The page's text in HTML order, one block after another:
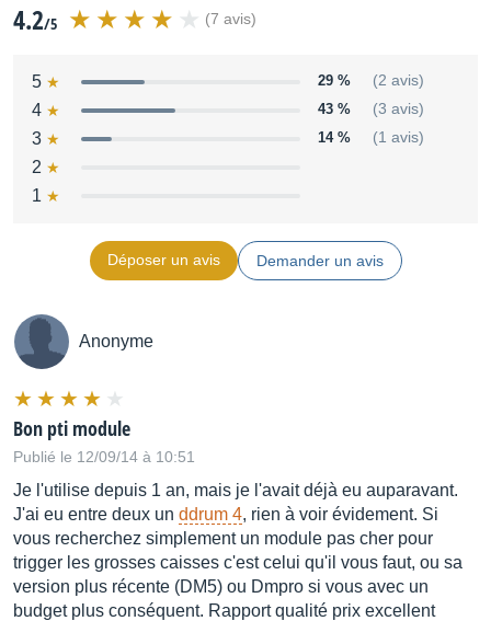
4.2/5 (7 avis)
5 29 % (2 avis)
4 43 % (3 avis)
3 14 % (1 avis)
2
1
Déposer un avis Demander un avis
Anonyme
Bon pti module
Publié le 12/09/14 à 10:51
Je l'utilise depuis 1 an, mais je l'avait déjà eu auparavant.
J'ai eu entre deux un ddrum 4, rien à voir évidement. Si
vous recherchez simplement un module pas cher pour
trigger les grosses caisses c'est celui qu'il vous faut, ou sa
version plus récente (DM5) ou Dmpro si vous avec un
budget plus conséquent. Rapport qualité prix excellent